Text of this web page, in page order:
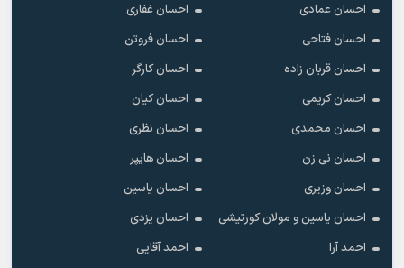
احسان عمادی
احسان غفاری
احسان فتاحی
احسان فروتن
احسان قربان زاده
احسان کارگر
احسان کریمی
احسان کیان
احسان محمدی
احسان نظری
احسان نی زن
احسان هایپر
احسان وزیری
احسان یاسین
احسان یاسین و مولان کورتیشی
احسان یزدی
احمد آرا
احمد آقایی